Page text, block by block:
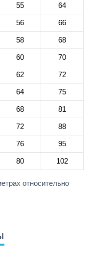
55 64
56 66
58 68
60 70
62 72
64 75
68 81
72 88
76 95
80 102
относительно